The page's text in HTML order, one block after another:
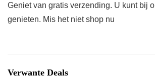
Geniet van gratis verzending. U kunt bij
genieten. Mis het niet shop nu
Verwante Deals